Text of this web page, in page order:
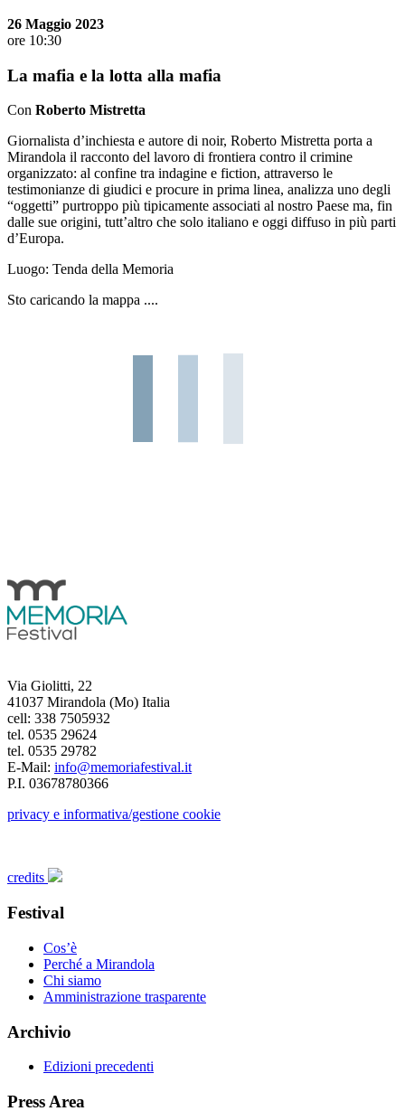
26 Maggio 2023
ore 10:30
La mafia e la lotta alla mafia
Con Roberto Mistretta
Giornalista d’inchiesta e autore di noir, Roberto Mistretta porta a
Mirandola il racconto del lavoro di frontiera contro il crimine
organizzato: al confine tra indagine e fiction, attraverso le
testimonianze di giudici e procure in prima linea, analizza uno degli
“oggetti” purtroppo più tipicamente associati al nostro Paese ma, fin
dalle sue origini, tutt’altro che solo italiano e oggi diffuso in più parti
d’Europa.
Luogo: Tenda della Memoria
Sto caricando la mappa ....
Via Giolitti, 22
41037 Mirandola (Mo) Italia
cell: 338 7505932
tel. 0535 29624
tel. 0535 29782
E-Mail: info@memoriafestival.it
P.I. 03678780366
privacy e informativa/gestione cookie
credits
Festival
Cos’è
Perché a Mirandola
Chi siamo
Amministrazione trasparente
Archivio
Edizioni precedenti
Press Area